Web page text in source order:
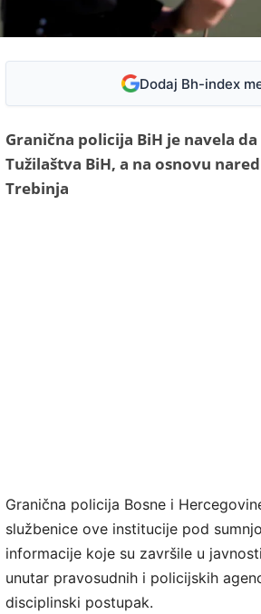
Dodaj Bh-index
Granična policija BiH je navela
Tužilaštva BiH, a na osnovu
Trebinja
Granična policija Bosne i
službenice ove institucije pod
informacije koje su završile u
unutar pravosudnih i policijskih
disciplinski postupak.